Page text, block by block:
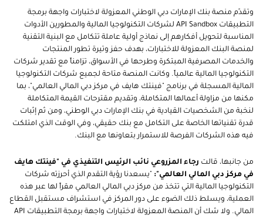
وتقدّم منصة بنك الإمارات دبي الوطني المعزولة لاختبارات واجهة برمجة
التطبيقات API Sandbox لشركات التكنولوجيا المالية والمطورين الأدوات
المناسبة لتحويل أفكارهم إلى نماذج أولية عاملة تتكامل مع البنية التقنية
لمنصة البنك المعزولة للاختبارات، بهدف حفز وتيرة تطور المنتجات
والخدمات المصرفية المبتكرة وطرحها في الأسواق، تزامناً مع تقدير شركات
التكنولوجيا المالية عالمياً. وكانت المنصة متاحة لجميع شركات التكنولوجيا
المالية المسجلة في برنامج "فينتك هايف في مركز دبي المالي العالمي"، بما
مكنها من مزاولة أعمالها المتكاملة، وتقديم مقترحات القيمة المتكاملة
لنخبة من الشخصيات القيادية في بنك الإمارات دبي الوطني، ومن ثم إثبات
قدرة تقنياتها الخاصة على التكامل مع بنك حقيقي، وفي الوقت الذي امتلكت
فيه هذه الشركات الفرصة للاستمرار بتعاونها مع البنك.
من جانبها، قالت رجاء المزروعي نائب الرئيس التنفيذي في "فينتك هايف
في مركز دبي المالي العالمي":
"يسعدنا رؤية التقدم الذي أحرزته شركات
التكنولوجيا المالية التي تتخذ من مركز دبي المالي العالمي مقراً لها عبر هذه
العملية، ويسلط ذلك الضوء على دور المركز في استشراف مستقبل القطاع
المالي. ولا شك أن المنصة المعزولة لاختبارات واجهة برمجة التطبيقات API